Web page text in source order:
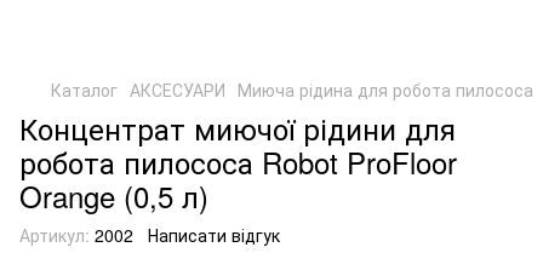
Каталог АКСЕСУАРИ Миюча рідина для робота пилососа
Концентрат миючої рідини для
робота пилососа Robot ProFloor
Orange (0,5 л)
Артикул: 2002 Написати відгук